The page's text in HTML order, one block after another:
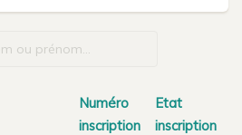
Numéro
inscription
Etat
inscription